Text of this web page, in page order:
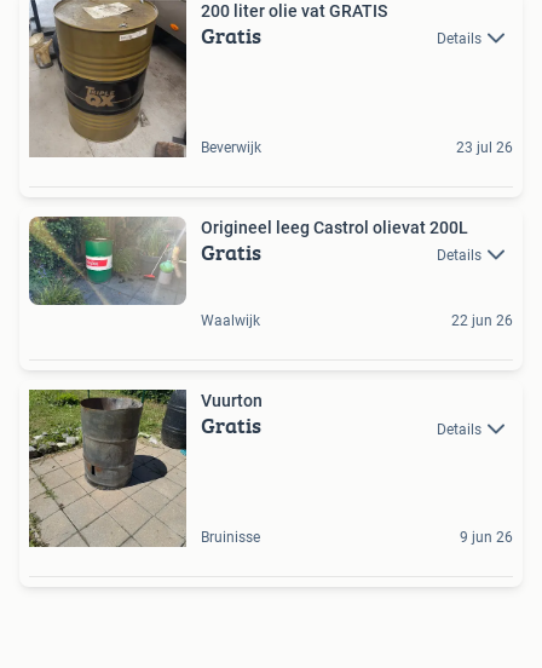
200 liter olie vat GRATIS
Gratis Details
Beverwijk 23 jul 26
Origineel leeg Castrol olievat 200L
Gratis Details
Waalwijk 22 jun 26
Vuurton
Gratis Details
Bruinisse 9 jun 26